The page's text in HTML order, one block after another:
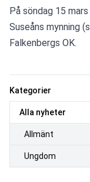
Kategorier
Alla nyheter
Allmänt
Ungdom
På söndag 15
Suseåns mynning
Falkenbergs OK.